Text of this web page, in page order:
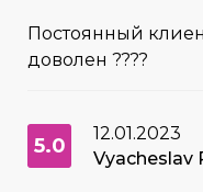
Постоянный
доволен ????
5.0
12.01.2023
Vyacheslav